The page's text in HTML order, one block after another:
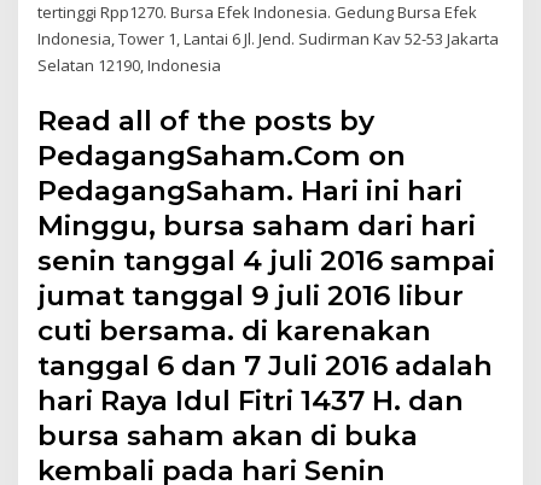
tertinggi Rpp1270. Bursa Efek Indonesia. Gedung Bursa Efek
Indonesia, Tower 1, Lantai 6 Jl. Jend. Sudirman Kav 52-53 Jakarta
Selatan 12190, Indonesia
Read all of the posts by
PedagangSaham.Com on
PedagangSaham. Hari ini hari
Minggu, bursa saham dari hari
senin tanggal 4 juli 2016 sampai
jumat tanggal 9 juli 2016 libur
cuti bersama. di karenakan
tanggal 6 dan 7 Juli 2016 adalah
hari Raya Idul Fitri 1437 H. dan
bursa saham akan di buka
kembali pada hari Senin